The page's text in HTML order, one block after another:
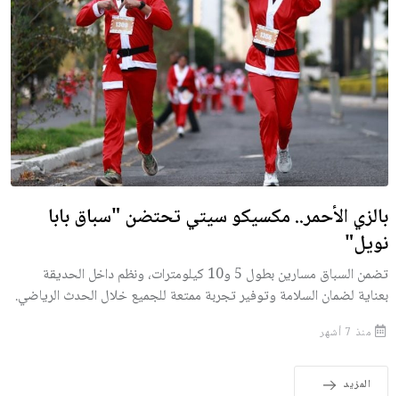
بالزي الأحمر.. مكسيكو سيتي تحتضن "سباق بابا
نويل"
تضمن السباق مسارين بطول 5 و10 كيلومترات، ونظم داخل الحديقة
بعناية لضمان السلامة وتوفير تجربة ممتعة للجميع خلال الحدث الرياضي.
منذ 7 أشهر
المزيد